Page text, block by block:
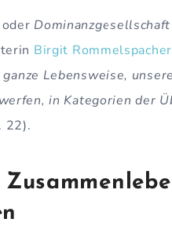
oder Dominanzgesellschaft
Birgit Rommelspacher
ganze Lebensweise,
in Kategorien der
22).